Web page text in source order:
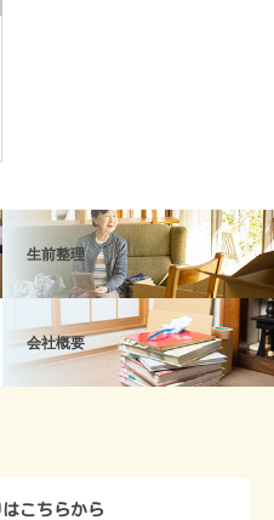
生前整理
会社概要
こちらから